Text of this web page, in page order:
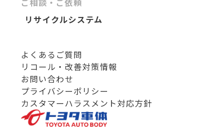
ご相談・ ご依頼
リサイクルシステム
よくあるご質問
リコール・改善対策情報
お問い合わせ
プライバシーポリシー
カスタマーハラスメント対応方針